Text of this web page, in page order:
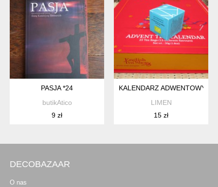
PASJA *24
butikAtico
9 zł
KALENDARZ ADWENTOWY
LIMEN
15 zł
DECOBAZAAR
O nas